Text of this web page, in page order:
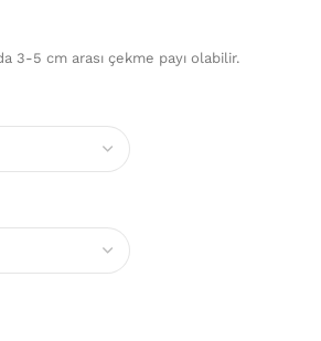
3-5 cm arası çekme payı olabilir.